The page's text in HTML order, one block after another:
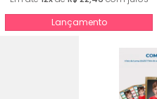
Lançamento